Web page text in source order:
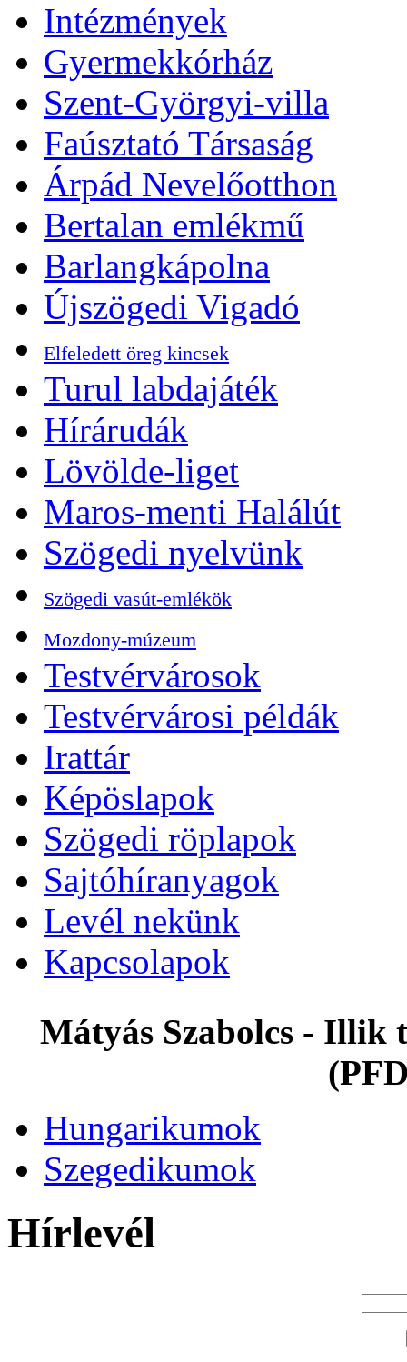
Intézmények
Gyermekkórház
Szent-Györgyi-villa
Faúsztató Társaság
Árpád Nevelőotthon
Bertalan emlékmű
Barlangkápolna
Újszögedi Vigadó
Elfeledett öreg kincsek
Turul labdajáték
Hírárudák
Lövölde-liget
Maros-menti Halálút
Szögedi nyelvünk
Szögedi vasút-emlékök
Mozdony-múzeum
Testvérvárosok
Testvérvárosi példák
Irattár
Képöslapok
Szögedi röplapok
Sajtóhíranyagok
Levél nekünk
Kapcsolapok
Mátyás Szabolcs - Illik
Hungarikumok
Szegedikumok
Hírlevél